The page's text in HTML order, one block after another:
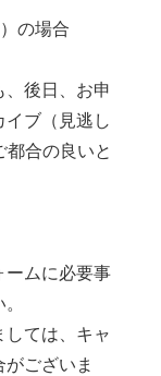
の場合
、後日、お申
イブ（見逃し
都合の良いと
ームに必要事
しては、キャ
ございま